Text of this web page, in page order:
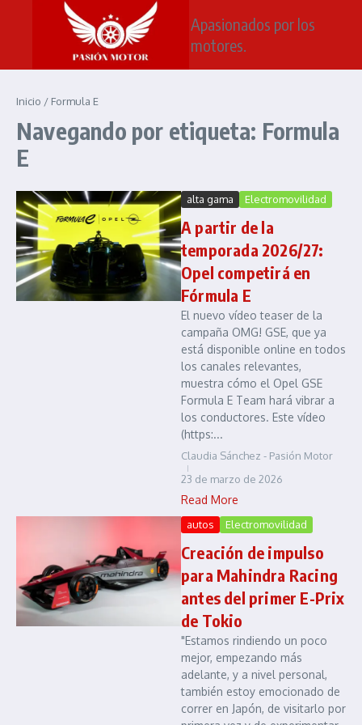
Saltar al contenido
Apasionados por los
motores.
Inicio / Formula E
Navegando por etiqueta: Formula
E
alta gama Electromovilidad
A partir de la
temporada 2026/27:
Opel competirá en
Fórmula E
El nuevo vídeo teaser de la
campaña OMG! GSE, que ya
está disponible online en todos
los canales relevantes,
muestra cómo el Opel GSE
Formula E Team hará vibrar a
los conductores. Este vídeo
(https:...
Claudia Sánchez - Pasión Motor
23 de marzo de 2026
Read More
autos Electromovilidad
Creación de impulso
para Mahindra Racing
antes del primer E-Prix
de Tokio
"Estamos rindiendo un poco
mejor, empezando más
adelante, y a nivel personal,
también estoy emocionado de
correr en Japón, de visitarlo por